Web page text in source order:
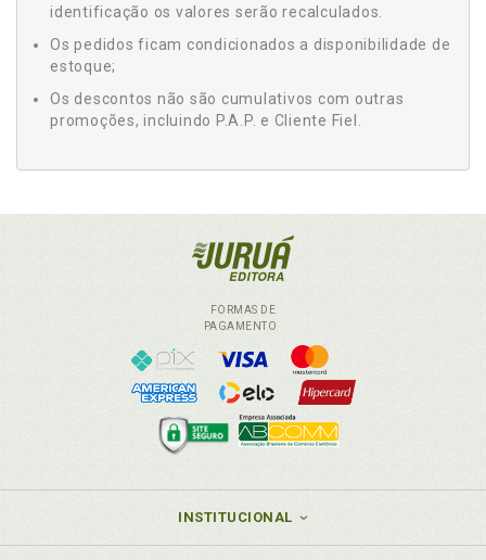
identificação os valores serão recalculados.
Os pedidos ficam condicionados a disponibilidade de
estoque;
Os descontos não são cumulativos com outras
promoções, incluindo P.A.P. e Cliente Fiel.
FORMAS DE
PAGAMENTO
INSTITUCIONAL